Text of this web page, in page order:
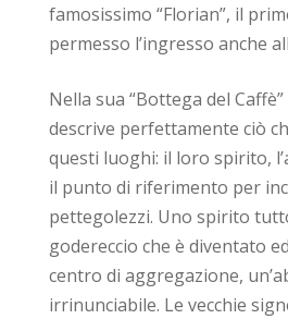
famosissimo “Florian”, il
permesso l’ingresso anche
Nella sua “Bottega del
descrive perfettamente ciò
questi luoghi: il loro spirito,
il punto di riferimento per
pettegolezzi. Uno spirito
godereccio che è diventato
centro di aggregazione,
irrinunciabile. Le vecchie